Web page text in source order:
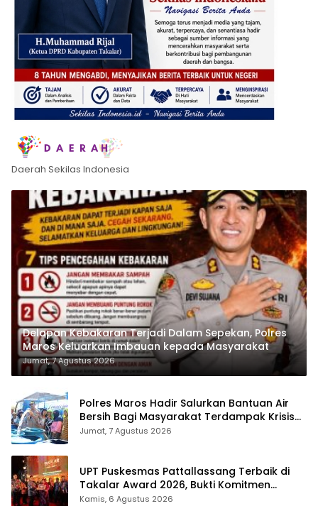
Daerah Sekilas Indonesia
Delapan Kebakaran Terjadi Dalam Sepekan, Polres
Maros Keluarkan Imbauan kepada Masyarakat
Jumat, 7 Agustus 2026
Polres Maros Hadir Salurkan Bantuan Air
Bersih Bagi Masyarakat Terdampak Krisis
Air Bersih Di Maros
Jumat, 7 Agustus 2026
UPT Puskesmas Pattallassang Terbaik di
Takalar Award 2026, Bukti Komitmen
Hadirkan Pelayanan Kesehatan Berkualitas
Kamis, 6 Agustus 2026